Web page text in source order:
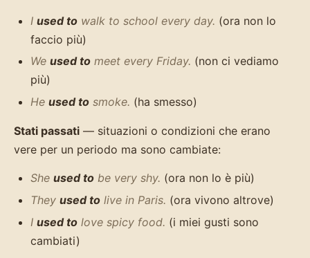
I used to walk to school every day. (ora non lo
faccio più)
We used to meet every Friday. (non ci vediamo
più)
He used to smoke. (ha smesso)
Stati passati — situazioni o condizioni che erano
vere per un periodo ma sono cambiate:
She used to be very shy. (ora non lo è più)
They used to live in Paris. (ora vivono altrove)
I used to love spicy food. (i miei gusti sono
cambiati)